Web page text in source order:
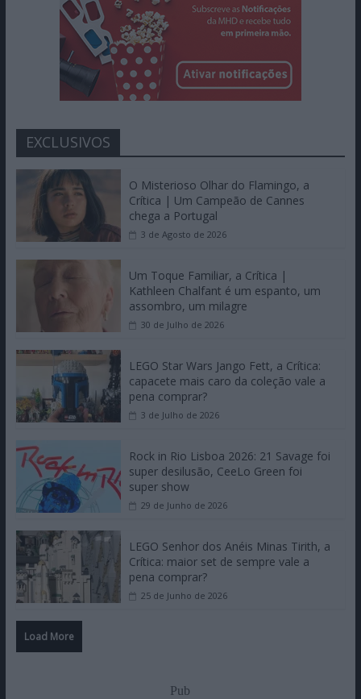
EXCLUSIVOS
O Misterioso Olhar do Flamingo, a
Crítica | Um Campeão de Cannes
chega a Portugal
3 de Agosto de 2026
Um Toque Familiar, a Crítica |
Kathleen Chalfant é um espanto, um
assombro, um milagre
30 de Julho de 2026
LEGO Star Wars Jango Fett, a Crítica:
capacete mais caro da coleção vale a
pena comprar?
3 de Julho de 2026
Rock in Rio Lisboa 2026: 21 Savage foi
super desilusão, CeeLo Green foi
super show
29 de Junho de 2026
LEGO Senhor dos Anéis Minas Tirith, a
Crítica: maior set de sempre vale a
pena comprar?
25 de Junho de 2026
Load More
Pub